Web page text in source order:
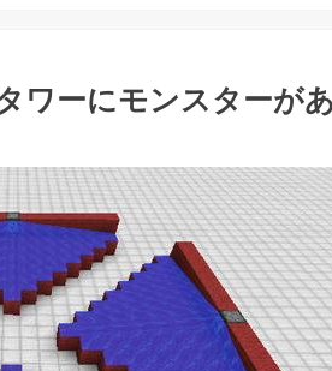
ワーにモンスターが